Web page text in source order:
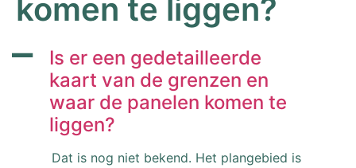
komen te liggen?
A
Is er een gedetailleerde
kaart van de grenzen en
waar de panelen komen te
liggen?
Dat is nog niet bekend. Het plangebied is